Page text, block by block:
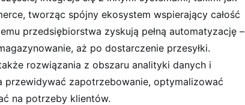
tworząc spójny ekosystem wspierający całość
przedsiębiorstwa zyskują pełną automatyzację –
aż po dostarczenie przesyłki.
rozwiązania z obszaru analityki danych i
przewidywać zapotrzebowanie, optymalizować
na potrzeby klientów.